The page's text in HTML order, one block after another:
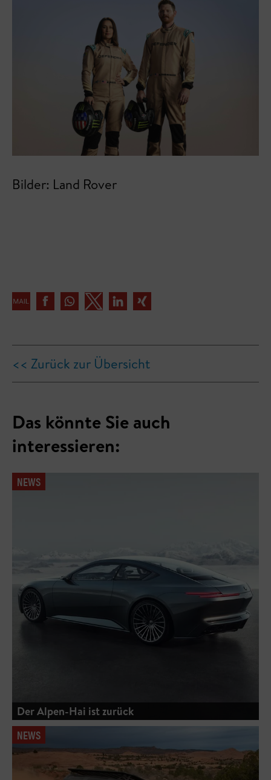
Bilder: Land Rover
<< Zurück zur Übersicht
Das könnte Sie auch
interessieren:
NEWS
Der Alpen-Hai ist zurück
NEWS